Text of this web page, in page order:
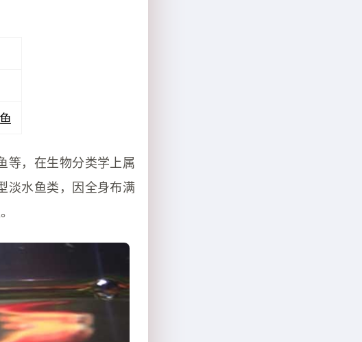
等，在生物分类学上属
淡水鱼类，因全身布满